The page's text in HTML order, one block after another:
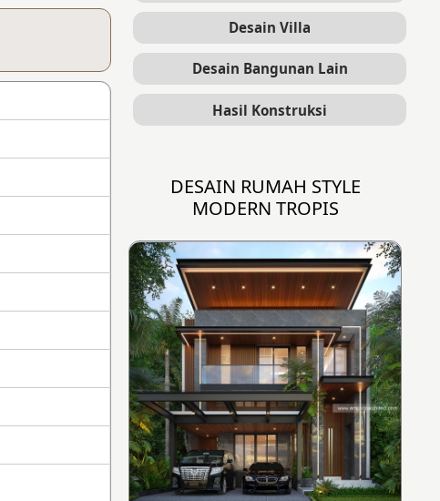
Desain Villa
Desain Bangunan Lain
Hasil Konstruksi
DESAIN RUMAH STYLE
MODERN TROPIS